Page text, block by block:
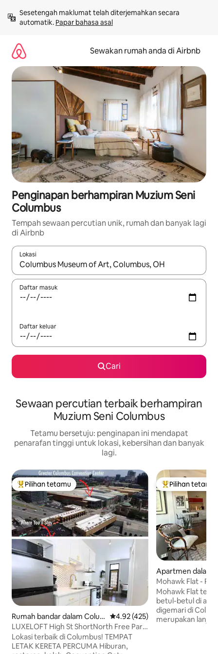
kandungan
Sesetengah maklumat telah diterjemahkan secara
automatik. Papar bahasa asal
Sewakan rumah anda di Airbnb
Penginapan berhampiran Muzium Seni
Columbus
Tempah sewaan percutian unik, rumah dan banyak lagi
di Airbnb
Lokasi
Apabila hasil tersedia, navigasi dengan kekunci anak panah
Daftar masuk
Daftar keluar
Cari
Sewaan percutian terbaik berhampiran
Muzium Seni Columbus
Tetamu bersetuju: penginapan ini mendapat
penarafan tinggi untuk lokasi, kebersihan dan banyak
lagi.
Pilihan utama tetamu
Pilihan tetamu
Rumah bandar dalam Colu
mbus
Penarafan purata 4.92 daripada
4.92 (425)
LUXELOFT High St ShortNorth Free Park
RooftopPatio
Lokasi terbaik di Columbus! TEMPAT
LETAK KERETA PERCUMA Hiburan,
Pilihan utama
Pilihan tetamu
Apartmen dalam
Jerman
Mohawk Flat -
Mohawk Flat
betul-betul di
digemari di
merupakan